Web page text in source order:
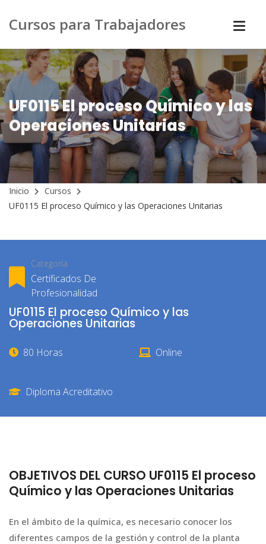
Cursos para Trabajadores
UF0115 El proceso Químico y las
Operaciones Unitarias
Inicio
Cursos
UF0115 El proceso Químico y las Operaciones Unitarias
Categoría
Certificados De
Profesionalidad
UF0115 El proceso Químico y las
Operaciones Unitarias
80 Horas Online
Diploma Acreditativo
OBJETIVOS DEL CURSO UF0115 El proceso
Químico y las Operaciones Unitarias
En el ámbito de la química, es necesario conocer los
diferentes campos de la gestión y control de la planta